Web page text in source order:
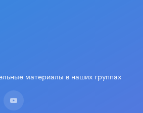
материалы в наших группах